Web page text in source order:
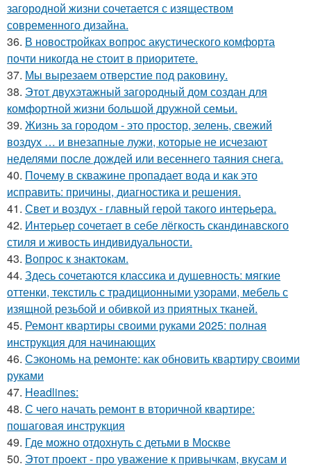
загородной жизни сочетается с изяществом
современного дизайна.
36. В новостройках вопрос акустического комфорта
почти никогда не стоит в приоритете.
37. Мы вырезаем отверстие под раковину.
38. Этот двухэтажный загородный дом создан для
комфортной жизни большой дружной семьи.
39. Жизнь за городом - это простор, зелень, свежий
воздух … и внезапные лужи, которые не исчезают
неделями после дождей или весеннего таяния снега.
40. Почему в скважине пропадает вода и как это
исправить: причины, диагностика и решения.
41. Свет и воздух - главный герой такого интерьера.
42. Интерьер сочетает в себе лёгкость скандинавского
стиля и живость индивидуальности.
43. Вопрос к знактокам.
44. Здесь сочетаются классика и душевность: мягкие
оттенки, текстиль с традиционными узорами, мебель с
изящной резьбой и обивкой из приятных тканей.
45. Ремонт квартиры своими руками 2025: полная
инструкция для начинающих
46. Сэкономь на ремонте: как обновить квартиру своими
руками
47. Headlines:
48. С чего начать ремонт в вторичной квартире:
пошаговая инструкция
49. Где можно отдохнуть с детьми в Москве
50. Этот проект - про уважение к привычкам, вкусам и